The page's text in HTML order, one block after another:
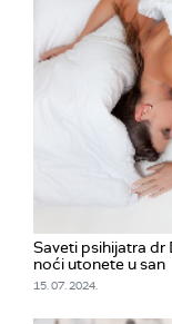
Saveti psihijatra
noći utonete u san
15. 07. 2024.